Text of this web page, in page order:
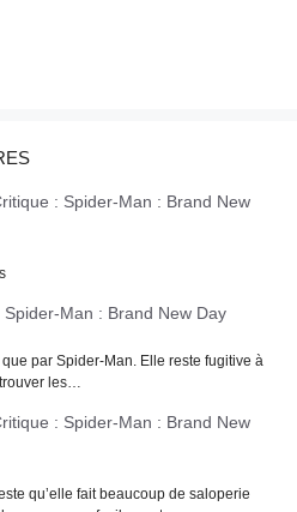
: Spider-Man : Brand New
Spider-Man : Brand New Day
par Spider-Man. Elle reste fugitive à
les…
: Spider-Man : Brand New
qu’elle fait beaucoup de saloperie